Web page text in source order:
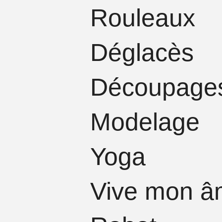
Rouleaux
Yoga​
Vive mon